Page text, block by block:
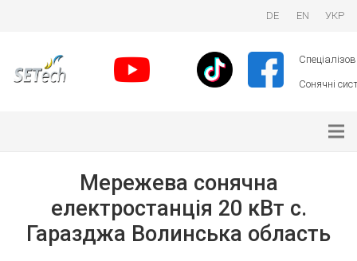
DE EN УКР
Сонячні
Мережева сонячна
електростанція 20 кВт с.
Гаразджа Волинська область